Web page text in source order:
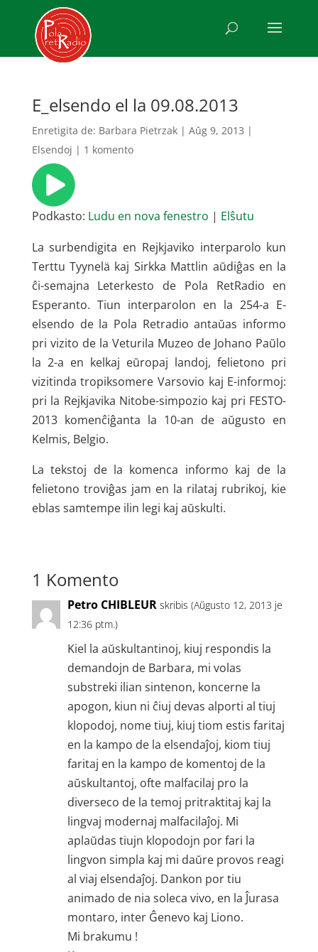
E_elsendo el la 09.08.2013
Enretigita de: Barbara Pietrzak| Aŭg 9, 2013 |
Elsendoj | 1 komento
Podkasto: Ludu en nova fenestro | Elŝutu
La surbendigita en Rejkjaviko interparolo kun
Terttu Tyynelä kaj Sirkka Mattlin aŭdiĝas en la
ĉi-semajna Leterkesto de Pola RetRadio en
Esperanto. Tiun interparolon en la 254-a E-
elsendo de la Pola Retradio antaŭas informo
pri vizito de la Veturila Muzeo de Johano Paŭlo
la 2-a en kelkaj eŭropaj landoj, felietono pri
vizitinda tropiksomere Varsovio kaj E-informoj:
pri la Rejkjavika Nitobe-simpozio kaj pri FESTO-
2013 komenĉiĝanta la 10-an de aŭgusto en
Kelmis, Belgio.
La tekstoj de la komenca informo kaj de la
felietono troviĝas jam en la rilataj rubrikoj, kie
eblas samtempe ilin legi kaj aŭskulti.
1 Komento
Petro CHIBLEUR skribis (Aŭgusto 12, 2013 je
12:36 ptm.)
Kiel la aŭskultantinoj, kiuj respondis la
demandojn de Barbara, mi volas
substreki ilian sintenon, koncerne la
apogon, kiun ni ĉiuj devas alporti al tiuj
klopodoj, nome tiuj, kiuj tiom estis faritaj
en la kampo de la elsendaĵoj, kiom tiuj
faritaj en la kampo de komentoj de la
aŭskultantoj, ofte malfacilaj pro la
diverseco de la temoj pritraktitaj kaj la
lingvaj modernaj malfacilaĵoj. Mi
aplaŭdas tiujn klopodojn por fari la
lingvon simpla kaj mi daŭre provos reagi
al viaj elsendaĵoj. Dankon por tiu
animado de nia soleca vivo, en la Ĵurasa
montaro, inter Ĝenevo kaj Liono.
Mi brakumu !